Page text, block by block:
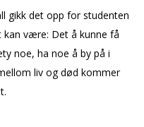
gikk det opp for studenten
være: Det å kunne få
noe, ha noe å by på i
liv og død kommer